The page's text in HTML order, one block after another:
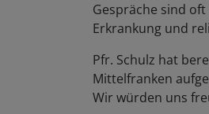
Gespräche sind
Erkrankung und
Pfr. Schulz hat
Mittelfranken
Wir würden uns